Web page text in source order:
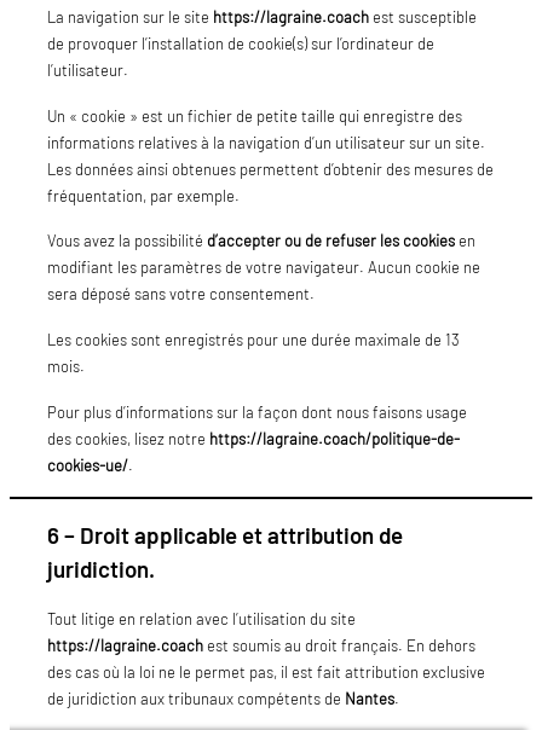
La navigation sur le site https://lagraine.coach est susceptible
de provoquer l’installation de cookie(s) sur l’ordinateur de
l’utilisateur.
Un « cookie » est un fichier de petite taille qui enregistre des
informations relatives à la navigation d’un utilisateur sur un site.
Les données ainsi obtenues permettent d’obtenir des mesures de
fréquentation, par exemple.
Vous avez la possibilité d’accepter ou de refuser les cookies en
modifiant les paramètres de votre navigateur. Aucun cookie ne
sera déposé sans votre consentement.
Les cookies sont enregistrés pour une durée maximale de 13
mois.
Pour plus d’informations sur la façon dont nous faisons usage
des cookies, lisez notre https://lagraine.coach/politique-de-
cookies-ue/.
6 – Droit applicable et attribution de
juridiction.
Tout litige en relation avec l’utilisation du site
https://lagraine.coach est soumis au droit français. En dehors
des cas où la loi ne le permet pas, il est fait attribution exclusive
de juridiction aux tribunaux compétents de Nantes.